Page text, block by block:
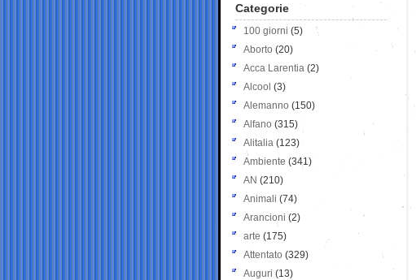
Categorie
100 giorni (5)
Aborto (20)
Acca Larentia (2)
Alcool (3)
Alemanno (150)
Alfano (315)
Alitalia (123)
Ambiente (341)
AN (210)
Animali (74)
Arancioni (2)
arte (175)
Attentato (329)
Auguri (13)